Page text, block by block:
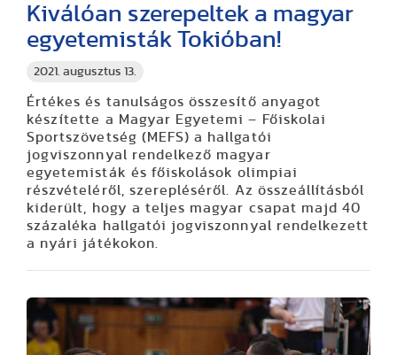
2021. augusztus 13.
Kiválóan szerepeltek a magyar
egyetemisták Tokióban!
Értékes és tanulságos összesítő anyagot
készítette a Magyar Egyetemi – Főiskolai
Sportszövetség (MEFS) a hallgatói
jogviszonnyal rendelkező magyar
egyetemisták és főiskolások olimpiai
részvételéről, szerepléséről. Az összeállításból
kiderült, hogy a teljes magyar csapat majd 40
százaléka hallgatói jogviszonnyal rendelkezett
a nyári játékokon.